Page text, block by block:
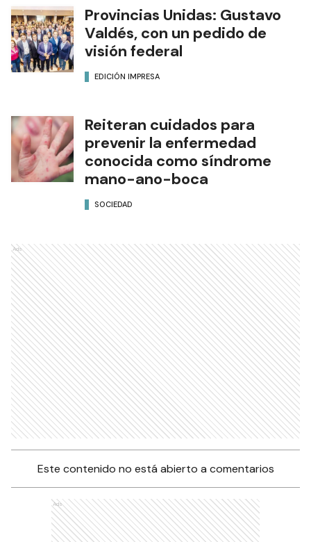
Provincias Unidas: Gustavo
Valdés, con un pedido de
visión federal
EDICIÓN IMPRESA
Reiteran cuidados para
prevenir la enfermedad
conocida como síndrome
mano-ano-boca
SOCIEDAD
Ads
Este contenido no está abierto a comentarios
Ads